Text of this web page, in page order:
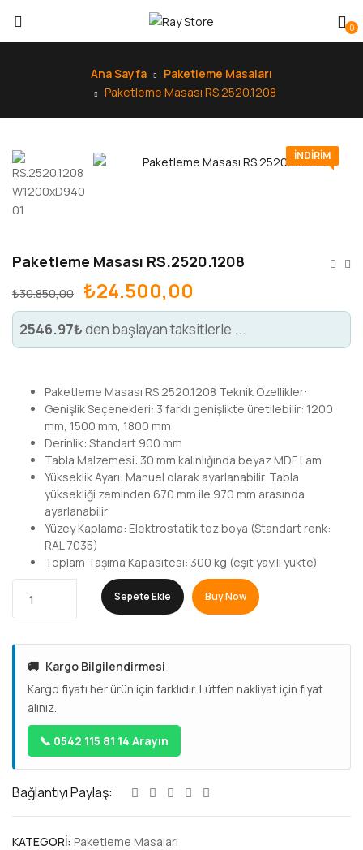
0
Ana Sayfa
Paketleme Masaları
Paketleme Masası RS.2520.1208
INDIRIM
Paketleme Masası RS.2520.1208
₺30.850,00 ₺24.500,00
2546.97₺den başlayan taksitlerle ...
Paketleme Masası RS.2520.1208 Teknik Özellikler:
Genişlik Seçenekleri: 3 farklı genişlikte üretilebilir: 1200
mm, 1500 mm, 1800 mm
Derinlik: Standart 900 mm
Tabla Malzemesi: 30 mm kalınlığında beyaz MDF Lam
Yükseklik Ayarı: Manuel olarak ayarlanabilir. Tabla
yüksekliği zeminden 670 mm ile 970 mm arasında
ayarlanabilir
Yüzey Kaplama: Elektrostatik toz boya (Standart renk:
RAL 7035)
Toplam Taşıma Kapasitesi: 300 kg (eşit yayılı yükte)
Sepete Ekle Buy Now
🚚 Kargo Bilgilendirmesi
Kargo fiyatı her ürün için farklıdır. Lütfen nakliyat için fiyat
alınız.
📞 0542 115 81 14 Arayın
Bağlantıyı Paylaş:
KATEGORI: Paketleme Masaları